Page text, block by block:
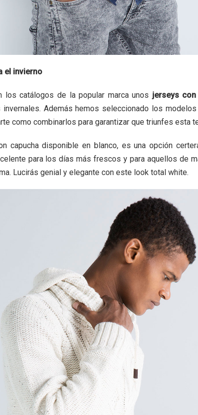
el invierno
los catálogos de la popular marca unos jerseys
Además hemos seleccionado los
como combinarlos para garantizar que triunfes esta
capucha disponible en blanco, es una opción
para los días más frescos y para aquellos de
Lucirás genial y elegante con este look total white.